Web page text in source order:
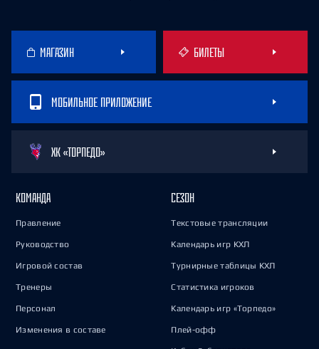
МАГАЗИН БИЛЕТЫ
МОБИЛЬНОЕ ПРИЛОЖЕНИЕ
ХК «ТОРПЕДО»
КОМАНДА
Правление
Руководство
Игровой состав
Тренеры
Персонал
Изменения в составе
СЕЗОН
Текстовые трансляции
Календарь игр КХЛ
Турнирные таблицы КХЛ
Статистика игроков
Календарь игр «Торпедо»
Плей-офф